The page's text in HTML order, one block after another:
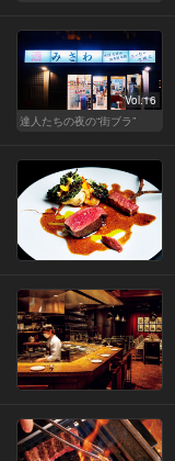
Vol.16
達人たちの夜の“街ブラ”